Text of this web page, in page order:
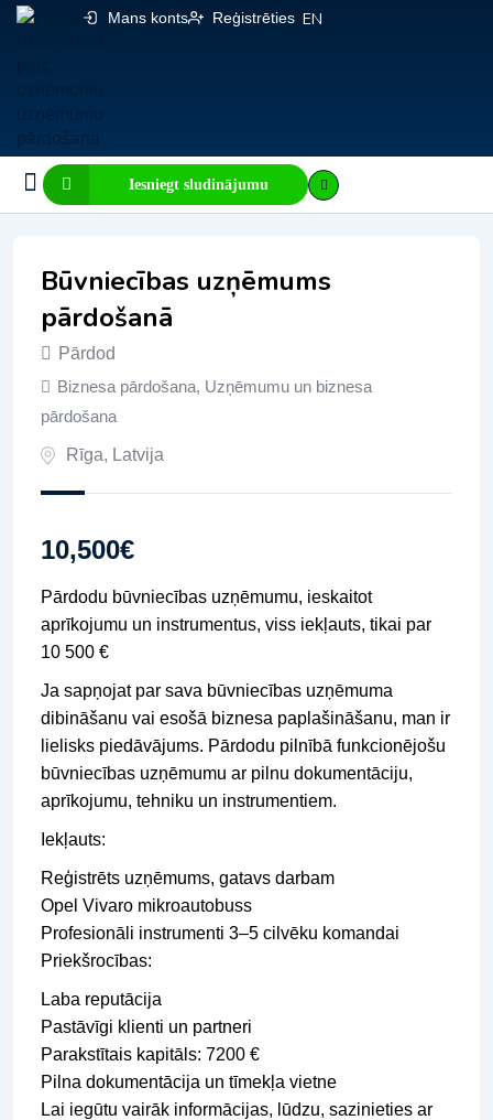
Mans konts Reģistrēties EN
Iesniegt sludinājumu
Būvniecības uzņēmums
pārdošanā
Pārdod
Biznesa pārdošana, Uzņēmumu un biznesa
pārdošana
Rīga, Latvija
10,500€
Pārdodu būvniecības uzņēmumu, ieskaitot
aprīkojumu un instrumentus, viss iekļauts, tikai par
10 500 €
Ja sapņojat par sava būvniecības uzņēmuma
dibināšanu vai esošā biznesa paplašināšanu, man ir
lielisks piedāvājums. Pārdodu pilnībā funkcionējošu
būvniecības uzņēmumu ar pilnu dokumentāciju,
aprīkojumu, tehniku ​​un instrumentiem.
Iekļauts:
Reģistrēts uzņēmums, gatavs darbam
Opel Vivaro mikroautobuss
Profesionāli instrumenti 3–5 cilvēku komandai
Priekšrocības:
Laba reputācija
Pastāvīgi klienti un partneri
Parakstītais kapitāls: 7200 €
Pilna dokumentācija un tīmekļa vietne
Lai iegūtu vairāk informācijas, lūdzu, sazinieties ar